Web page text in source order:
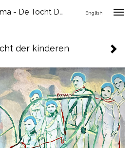
Matty Westra Hoekzema - De Tocht Der Kinderen English
der kinderen